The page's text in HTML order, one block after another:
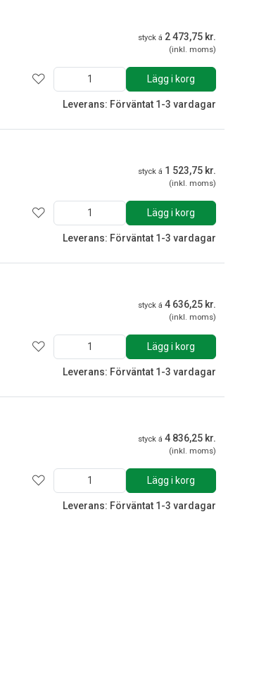
styck á 2 473,75 kr.
(inkl. moms)
Lägg i korg
Leverans: Förväntat 1-3 vardagar
styck á 1 523,75 kr.
(inkl. moms)
Lägg i korg
Leverans: Förväntat 1-3 vardagar
styck á 4 636,25 kr.
(inkl. moms)
Lägg i korg
Leverans: Förväntat 1-3 vardagar
styck á 4 836,25 kr.
(inkl. moms)
Lägg i korg
Leverans: Förväntat 1-3 vardagar